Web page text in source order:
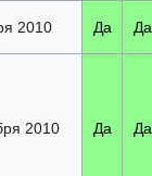
2010 Да Да
2010 Да Да